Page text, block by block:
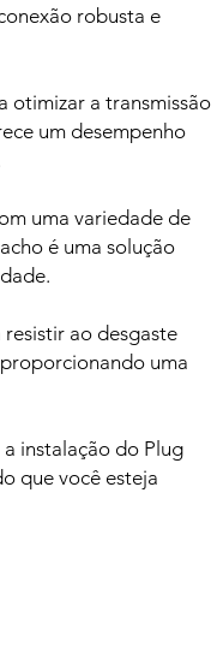
robusta e
otimizar a transmissão
um desempenho
uma variedade de
é uma solução
ao desgaste
uma
instalação do Plug
que você esteja